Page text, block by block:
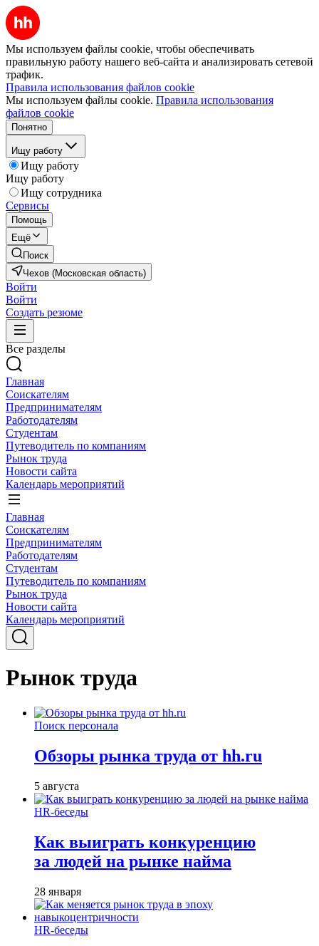
Мы используем файлы cookie, чтобы обеспечивать
правильную работу нашего веб-сайта и анализировать сетевой
трафик.
Правила использования файлов cookie
Мы используем файлы cookie. Правила использования
файлов cookie
Понятно
Ищу работу
Ищу работу
Ищу работу
Ищу сотрудника
Сервисы
Помощь
Ещё
Поиск
Чехов (Московская область)
Войти
Войти
Создать резюме
Все разделы
Главная
Соискателям
Предпринимателям
Работодателям
Студентам
Путеводитель по компаниям
Рынок труда
Новости сайта
Календарь мероприятий
Главная
Соискателям
Предпринимателям
Работодателям
Студентам
Путеводитель по компаниям
Рынок труда
Новости сайта
Календарь мероприятий
Рынок труда
Поиск персонала
Обзоры рынка труда от hh.ru
5 августа
HR-беседы
Как выиграть конкуренцию
за людей на рынке найма
28 января
HR-беседы